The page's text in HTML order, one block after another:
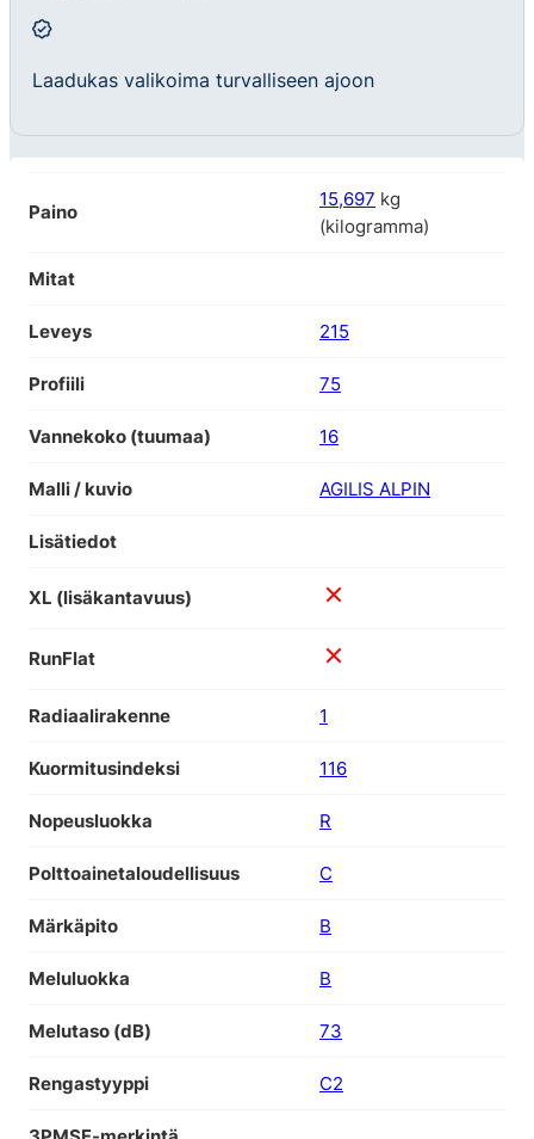
Laadukas valikoima turvalliseen ajoon
Paino
15,697 kg
(kilogramma)
Mitat
Leveys 215
Profiili 75
Vannekoko (tuumaa) 16
Malli / kuvio AGILIS ALPIN
Lisätiedot
XL (lisäkantavuus)
RunFlat
Radiaalirakenne 1
Kuormitusindeksi 116
Nopeusluokka R
Polttoainetaloudellisuus C
Märkäpito B
Meluluokka B
Melutaso (dB) 73
Rengastyyppi C2